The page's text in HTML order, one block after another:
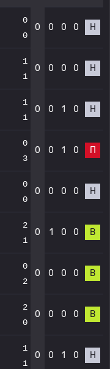
0
0
0 0 0 0 Н
1
1
0 0 0 0 Н
1
1
0 0 1 0 Н
0
3
0 0 1 0 П
0
0
0 0 0 0 Н
2
1
0 1 0 0 В
0
2
0 0 0 0 В
2
0
0 0 0 0 В
1
1
0 0 1 0 Н